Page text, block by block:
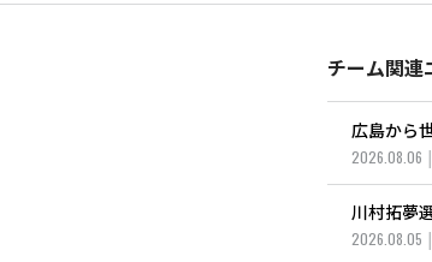
チーム関連
広島から
2026.08.06
川村拓夢
2026.08.05